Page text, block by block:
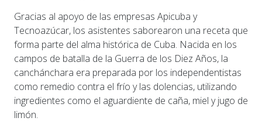
Gracias al apoyo de las empresas Apicuba y
Tecnoazúcar, los asistentes saborearon una receta que
forma parte del alma histórica de Cuba. Nacida en los
campos de batalla de la Guerra de los Diez Años, la
canchánchara era preparada por los independentistas
como remedio contra el frío y las dolencias, utilizando
ingredientes como el aguardiente de caña, miel y jugo de
limón.